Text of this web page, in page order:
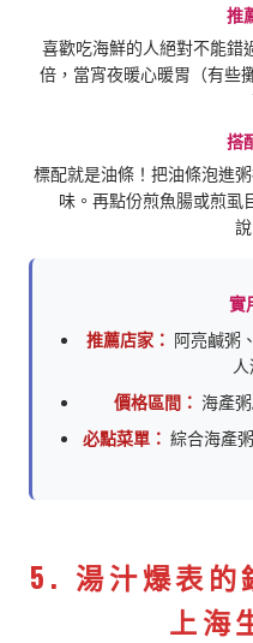
推
喜歡吃海鮮的人絕對不能錯
倍，當宵夜暖心暖胃（有些
搭
標配就是油條！把油條泡進
味。再點份煎魚腸或煎虱
實
推薦店家： 阿亮鹹粥
價格區間： 海產
必點菜單： 綜合海產
5. 湯汁爆表的
上海